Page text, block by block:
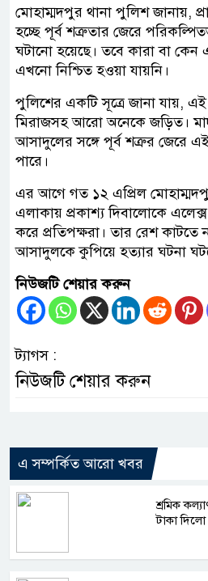
মোহাম্মদপুর থানা পুলিশ জানায়,
হচ্ছে পূর্ব শত্রুতার জেরে
ঘটানো হয়েছে। তবে কারা বা কেন
এখনো নিশ্চিত হওয়া যায়নি।
পুলিশের একটি সূত্রে জানা যায়, এই
মিরাজসহ আরো অনেকে জড়িত।
আসাদুলের সঙ্গে পূর্ব শত্রুর জেরে
পারে।
এর আগে গত ১২ এপ্রিল
এলাকায় প্রকাশ্য দিবালোকে
করে প্রতিপক্ষরা। তার রেশ কাটতে
আসাদুলকে কুপিয়ে হত্যার ঘটনা
নিউজটি শেয়ার করুন
ট্যাগস :
নিউজটি শেয়ার করুন
এ সম্পর্কিত আরো খবর
শ্রমিক
টাকা